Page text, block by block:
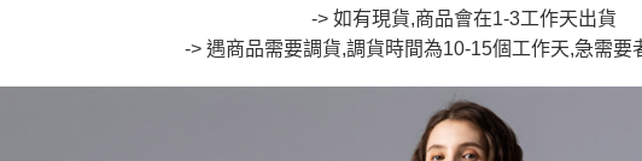
消。如遇「轉專審核」未
無法說明評估內容。
【繳款方式說明】
醒簡訊。
2.透過簡訊連結打開帳單
帳／街口支付／iPASS
２．便利：只要手機號碼
３．安心：先確認商品／
【「AFTEE先享後付」結
１．於結帳方式選擇「
付」結帳頁面，進行簡訊
２．訂單成立數日內，您
運送方式
每筆NT$80，滿
付款後全家取貨
-> 如有現貨,商品會在1-3工作天出貨
-> 遇商品需要調貨,調貨時間為10-15個工作天,急需要